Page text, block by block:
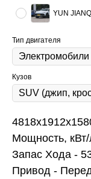
YUN
Тип двигателя
Кузов
Мощность,
Запас Хода -
Привод -